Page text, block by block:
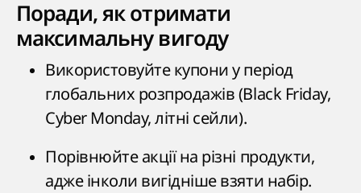
Поради, як отримати
максимальну вигоду
Використовуйте купони у період
глобальних розпродажів (Black Friday,
Cyber Monday, літні сейли).
Порівнюйте акції на різні продукти,
адже інколи вигідніше взяти набір.